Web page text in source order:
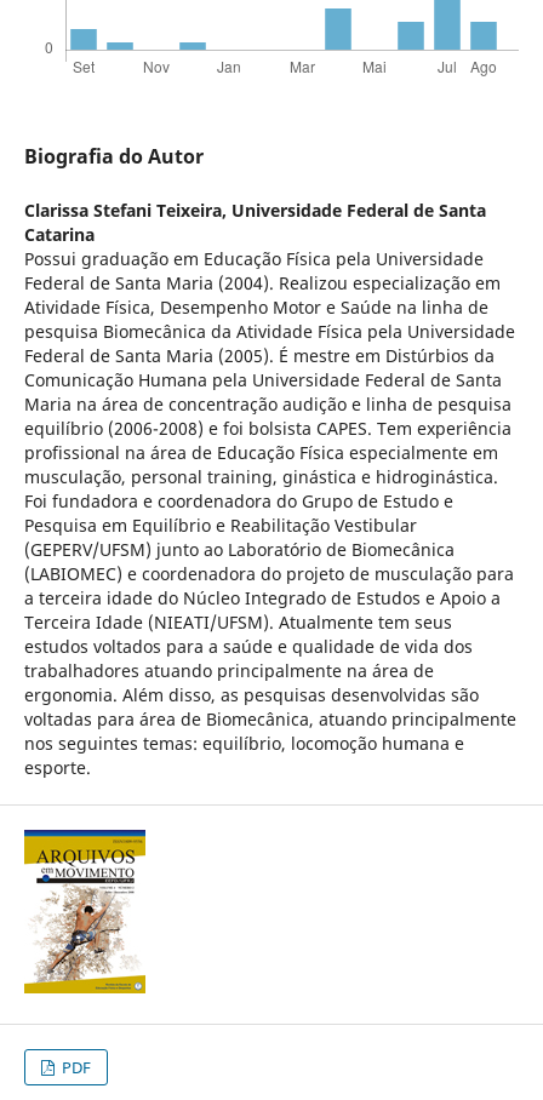
Biografia do Autor
Clarissa Stefani Teixeira, Universidade Federal de Santa
Catarina
Possui graduação em Educação Física pela Universidade
Federal de Santa Maria (2004). Realizou especialização em
Atividade Física, Desempenho Motor e Saúde na linha de
pesquisa Biomecânica da Atividade Física pela Universidade
Federal de Santa Maria (2005). É mestre em Distúrbios da
Comunicação Humana pela Universidade Federal de Santa
Maria na área de concentração audição e linha de pesquisa
equilíbrio (2006-2008) e foi bolsista CAPES. Tem experiência
profissional na área de Educação Física especialmente em
musculação, personal training, ginástica e hidroginástica.
Foi fundadora e coordenadora do Grupo de Estudo e
Pesquisa em Equilíbrio e Reabilitação Vestibular
(GEPERV/UFSM) junto ao Laboratório de Biomecânica
(LABIOMEC) e coordenadora do projeto de musculação para
a terceira idade do Núcleo Integrado de Estudos e Apoio a
Terceira Idade (NIEATI/UFSM). Atualmente tem seus
estudos voltados para a saúde e qualidade de vida dos
trabalhadores atuando principalmente na área de
ergonomia. Além disso, as pesquisas desenvolvidas são
voltadas para área de Biomecânica, atuando principalmente
nos seguintes temas: equilíbrio, locomoção humana e
esporte.
PDF